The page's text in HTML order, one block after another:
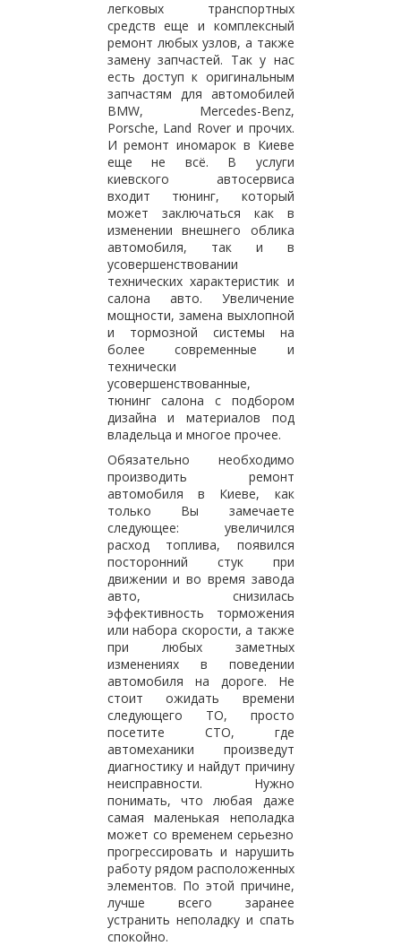
легковых транспортных
средств еще и комплексный
ремонт любых узлов, а также
замену запчастей. Так у нас
есть доступ к оригинальным
запчастям для автомобилей
BMW, Mercedes-Benz,
Porsche, Land Rover и прочих.
И ремонт иномарок в Киеве
еще не всё. В услуги
киевского автосервиса
входит тюнинг, который
может заключаться как в
изменении внешнего облика
автомобиля, так и в
усовершенствовании
технических характеристик и
салона авто. Увеличение
мощности, замена выхлопной
и тормозной системы на
более современные и
технически
усовершенствованные,
тюнинг салона с подбором
дизайна и материалов под
владельца и многое прочее.
Обязательно необходимо
производить ремонт
автомобиля в Киеве, как
только Вы замечаете
следующее: увеличился
расход топлива, появился
посторонний стук при
движении и во время завода
авто, снизилась
эффективность торможения
или набора скорости, а также
при любых заметных
изменениях в поведении
автомобиля на дороге. Не
стоит ожидать времени
следующего ТО, просто
посетите СТО, где
автомеханики произведут
диагностику и найдут причину
неисправности. Нужно
понимать, что любая даже
самая маленькая неполадка
может со временем серьезно
прогрессировать и нарушить
работу рядом расположенных
элементов. По этой причине,
лучше всего заранее
устранить неполадку и спать
спокойно.